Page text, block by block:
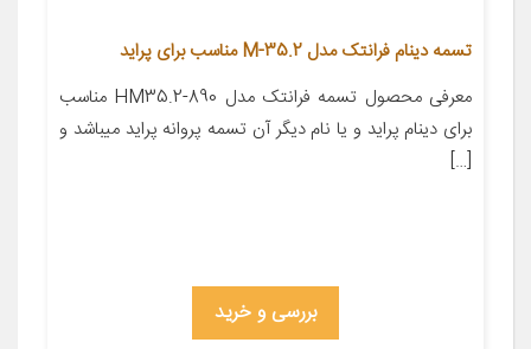
تسمه دینام فرانتک مدل M-35.2 مناسب برای پراید
معرفی محصول تسمه فرانتک مدل HM35.2-890 مناسب
برای دینام پراید و یا نام دیگر آن تسمه پروانه پراید میباشد و
[…]
بررسی و خرید